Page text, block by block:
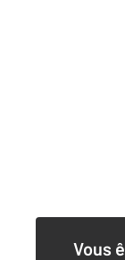
Vous